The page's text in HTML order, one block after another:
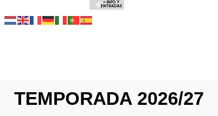
+ INFO Y
ENTRADAS
TEMPORADA 2026/27